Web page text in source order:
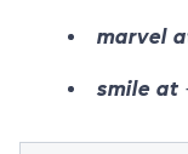
marvel
smile at